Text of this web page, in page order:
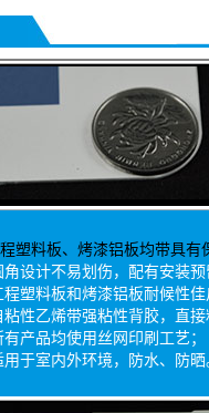
塑料板、烤漆铝板均带具有
设计不易划伤，配有安装预
塑料板和烤漆铝板耐候性佳
性乙烯带强粘性背胶，直接
产品均使用丝网印刷工艺；
于室内外环境，防水、防晒